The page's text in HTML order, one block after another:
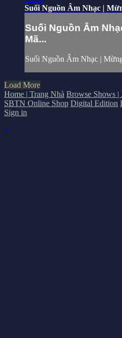
Suối Nguồn Âm Nhạc |
Suối Nguồn Âm
Mã...
Suối Nguồn Âm Nhạc |
Load More
Home | Trang Nhà Browse Shows |
SBTN Online Shop Digital Edition
Sign in
×